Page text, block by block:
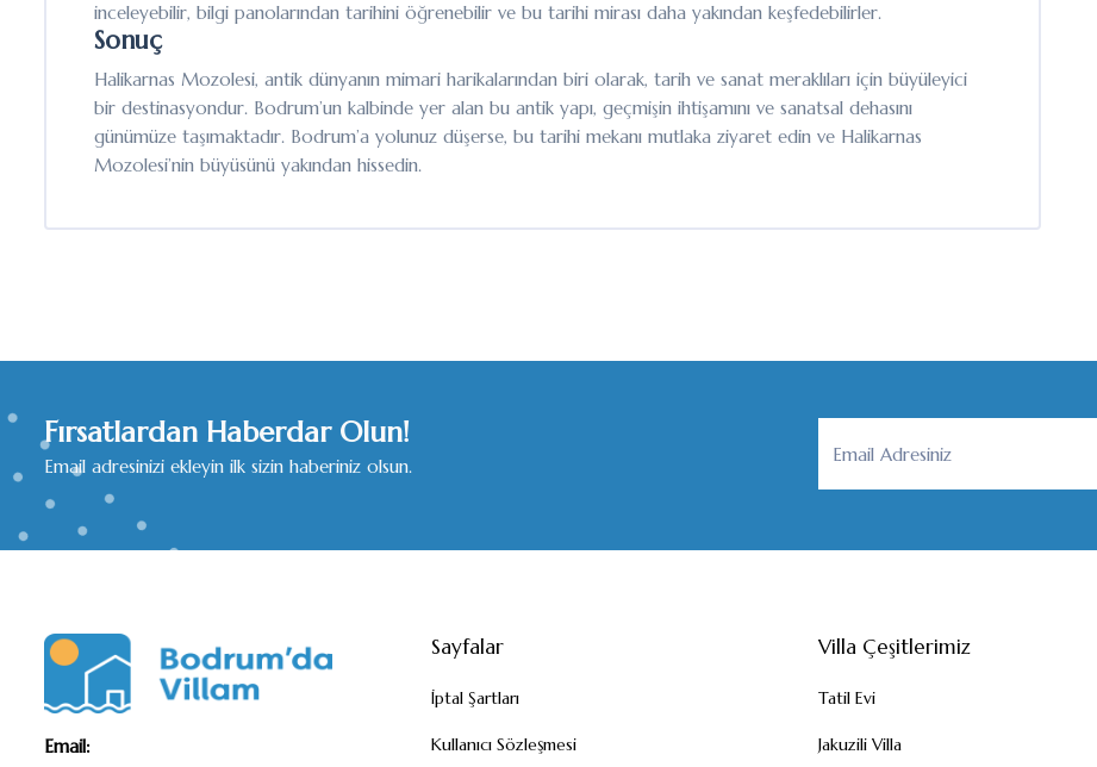
inceleyebilir, bilgi panolarından tarihini öğrenebilir ve bu tarihi mirası daha yakından keşfedebilirler.
Sonuç
Halikarnas Mozolesi, antik dünyanın mimari harikalarından biri olarak, tarih ve sanat meraklıları için büyüleyici
bir destinasyondur. Bodrum’un kalbinde yer alan bu antik yapı, geçmişin ihtişamını ve sanatsal dehasını
günümüze taşımaktadır. Bodrum’a yolunuz düşerse, bu tarihi mekanı mutlaka ziyaret edin ve Halikarnas
Mozolesi’nin büyüsünü yakından hissedin.
Fırsatlardan Haberdar Olun!
Email adresinizi ekleyin ilk sizin haberiniz olsun.
Email:
Sayfalar
İptal Şartları
Kullanıcı Sözleşmesi
Villa Çeşitlerimiz
Tatil Evi
Jakuzili Villa